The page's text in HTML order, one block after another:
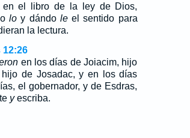
en el libro de la ley de Dios,
lo y dándo leel sentido para
la lectura.
12:26
en los días de Joiacim, hijo
de Josadac, y en los días
el gobernador, y de Esdras,
yescriba.